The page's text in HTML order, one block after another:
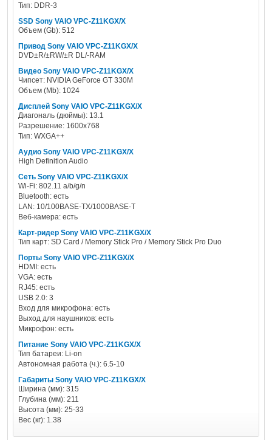
Тип: DDR-3
SSD Sony VAIO VPC-Z11KGX/X
Объем (Gb): 512
Привод Sony VAIO VPC-Z11KGX/X
DVD±R/±RW/±R DL/-RAM
Видео Sony VAIO VPC-Z11KGX/X
Чипсет: NVIDIA GeForce GT 330M
Объем (Mb): 1024
Дисплей Sony VAIO VPC-Z11KGX/X
Диагональ (дюймы): 13.1
Разрешение: 1600x768
Тип: WXGA++
Аудио Sony VAIO VPC-Z11KGX/X
High Definition Audio
Сеть Sony VAIO VPC-Z11KGX/X
Wi-Fi: 802.11 a/b/g/n
Bluetooth: есть
LAN: 10/100BASE-TX/1000BASE-T
Веб-камера: есть
Карт-ридер Sony VAIO VPC-Z11KGX/X
Тип карт: SD Card / Memory Stick Pro / Memory Stick Pro Duo
Порты Sony VAIO VPC-Z11KGX/X
HDMI: есть
VGA: есть
RJ45: есть
USB 2.0: 3
Вход для микрофона: есть
Выход для наушников: есть
Микрофон: есть
Питание Sony VAIO VPC-Z11KGX/X
Тип батареи: Li-on
Автономная работа (ч.): 6.5-10
Габариты Sony VAIO VPC-Z11KGX/X
Ширина (мм): 315
Глубина (мм): 211
Высота (мм): 25-33
Вес (кг): 1.38